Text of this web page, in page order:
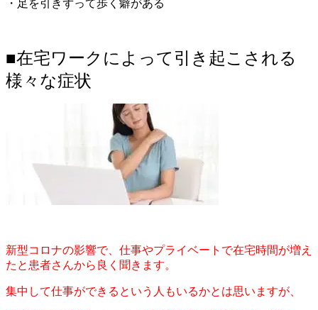
・足を引きずって歩く癖がある
■在宅ワークによって引き起こされる
様々な症状
新型コロナの影響で、仕事やプライベートで在宅時間が増え
たと患者さんから良く聞きます。
集中して仕事ができるという人もいるかとは思いますが、